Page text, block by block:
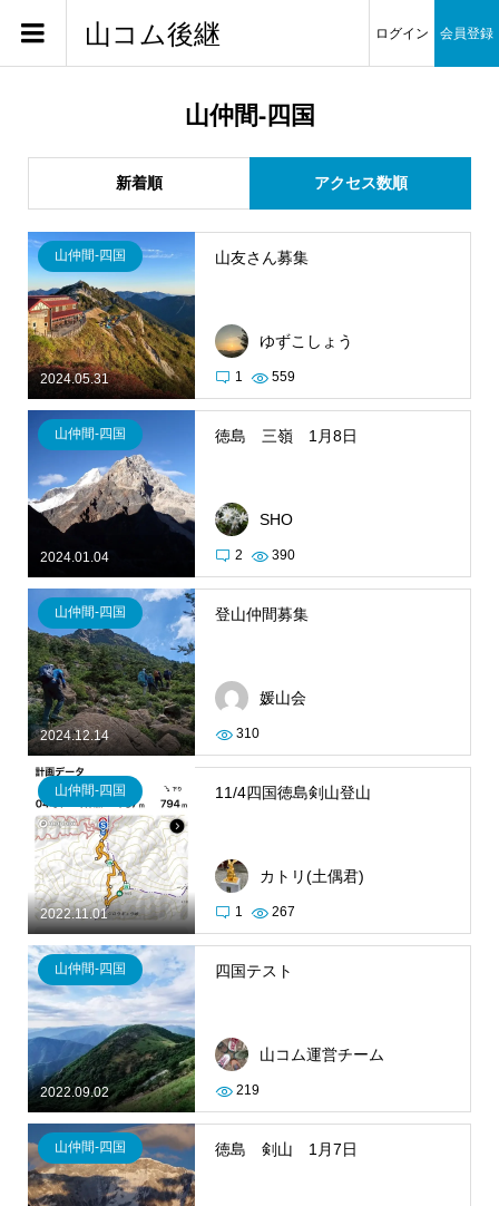
山コム後継 ログイン 会員登録
山仲間-四国
新着順 アクセス数順
2024.05.31
山仲間-四国 山友さん募集
ゆずこしょう
1 559
2024.01.04
山仲間-四国 徳島 三嶺 1月8日
SHO
2 390
2024.12.14
山仲間-四国 登山仲間募集
媛山会
310
2022.11.01
山仲間-四国 11/4四国徳島剣山登山
カトリ(土偶君)
1 267
2022.09.02
山仲間-四国 四国テスト
山コム運営チーム
219
山仲間-四国 徳島 剣山 1月7日